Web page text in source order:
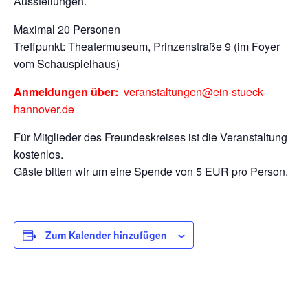
Maximal 20 Personen
Treffpunkt: Theatermuseum, Prinzenstraße 9 (im Foyer
vom Schauspielhaus)
Anmeldungen über: veranstaltungen@ein-stueck-
hannover.de
Für Mitglieder des Freundeskreises ist die Veranstaltung
kostenlos.
Gäste bitten wir um eine Spende von 5 EUR pro Person.
Zum Kalender hinzufügen